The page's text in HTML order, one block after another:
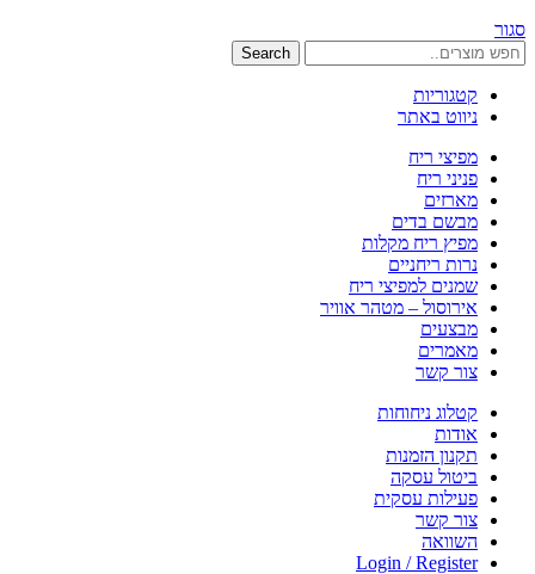
סגור
Search
קטגוריות
ניווט באתר
מפיצי ריח
פניני ריח
מארזים
מבשם בדים
מפיץ ריח מקלות
נרות ריחניים
שמנים למפיצי ריח
אירוסול – מטהר אוויר
מבצעים
מאמרים
צור קשר
קטלוג ניחוחות
אודות
תקנון הזמנות
ביטול עסקה
פעילות עסקית
צור קשר
השוואה
Login / Register